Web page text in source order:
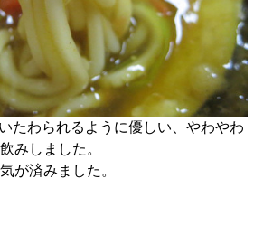
たわられるように優しい、やわやわ
みしました。
が済みました。